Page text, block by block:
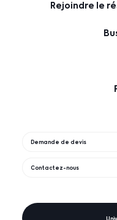
Rejoindre le
Demande de devis
Contactez-nous